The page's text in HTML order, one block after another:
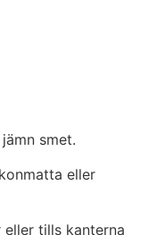
smet.
eller
eller tills kanterna